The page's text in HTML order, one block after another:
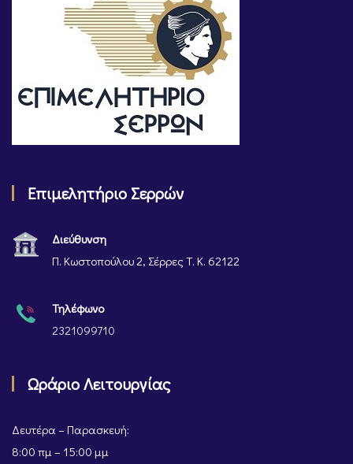
Επιμελητήριο Σερρών
Διεύθυνση
Π. Κωστοπούλου 2, Σέρρες Τ. Κ. 62122
Τηλέφωνο
2321099710
Ωράριο Λειτουργίας
Δευτέρα – Παρασκευή:
8:00 πμ – 15:00 μμ